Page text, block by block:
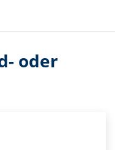
oder